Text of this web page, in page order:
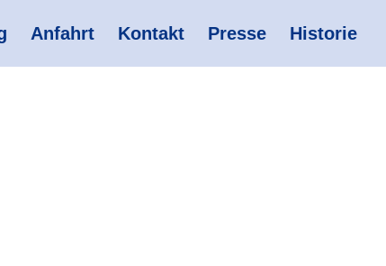
Anfahrt Kontakt Presse Historie